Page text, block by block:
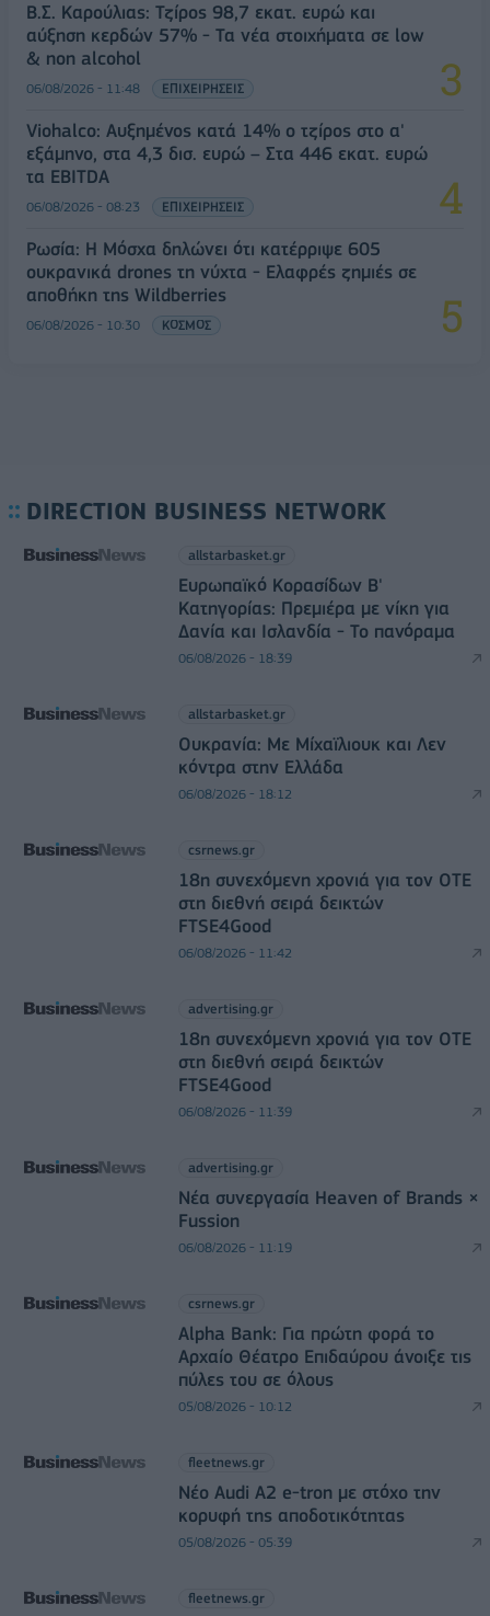
Β.Σ. Καρούλιας: Τζίρος 98,7 εκατ. ευρώ και
αύξηση κερδών 57% - Τα νέα στοιχήματα σε low
& non alcohol
06/08/2026 - 11:48 ΕΠΙΧΕΙΡΗΣΕΙΣ
Viohalco: Αυξημένος κατά 14% ο τζίρος στο α'
εξάμηνο, στα 4,3 δισ. ευρώ – Στα 446 εκατ. ευρώ
τα EBITDA
06/08/2026 - 08:23 ΕΠΙΧΕΙΡΗΣΕΙΣ
Ρωσία: Η Μόσχα δηλώνει ότι κατέρριψε 605
ουκρανικά drones τη νύχτα - Ελαφρές ζημιές σε
αποθήκη της Wildberries
06/08/2026 - 10:30 ΚΟΣΜΟΣ
DIRECTION BUSINESS NETWORK
allstarbasket.gr
Ευρωπαϊκό Κορασίδων Β'
Κατηγορίας: Πρεμιέρα με νίκη για
Δανία και Ισλανδία - Το πανόραμα
06/08/2026 - 18:39
allstarbasket.gr
Ουκρανία: Με Μίχαϊλιουκ και Λεν
κόντρα στην Ελλάδα
06/08/2026 - 18:12
csrnews.gr
18η συνεχόμενη χρονιά για τον ΟΤΕ
στη διεθνή σειρά δεικτών
FTSE4Good
06/08/2026 - 11:42
advertising.gr
18η συνεχόμενη χρονιά για τον ΟΤΕ
στη διεθνή σειρά δεικτών
FTSE4Good
06/08/2026 - 11:39
advertising.gr
Νέα συνεργασία Heaven of Brands ×
Fussion
06/08/2026 - 11:19
csrnews.gr
Alpha Bank: Για πρώτη φορά το
Αρχαίο Θέατρο Επιδαύρου άνοιξε τις
πύλες του σε όλους
05/08/2026 - 10:12
fleetnews.gr
Νέο Audi A2 e-tron με στόχο την
κορυφή της αποδοτικότητας
05/08/2026 - 05:39
fleetnews.gr